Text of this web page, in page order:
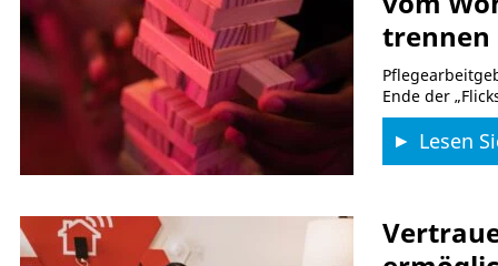
trennen
Ende der
Lesen